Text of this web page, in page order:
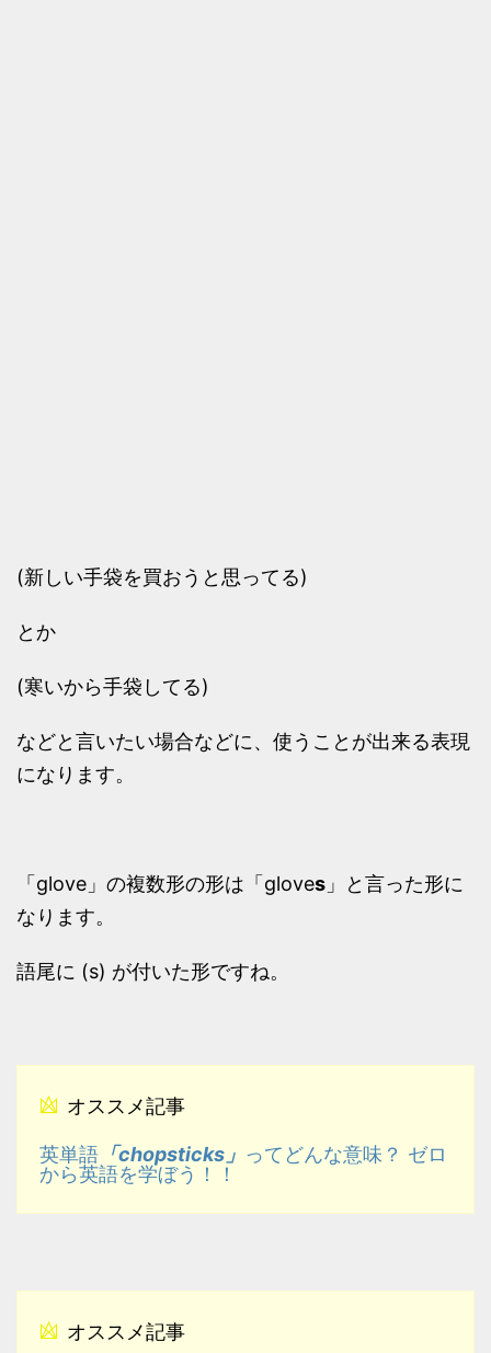
(新しい手袋を買おうと思ってる)
とか
(寒いから手袋してる)
などと言いたい場合などに、使うことが出来る表現
になります。
「glove」の複数形の形は「gloves 」と言った形に
なります。
語尾に (s) が付いた形ですね。
オススメ記事
から英語を学ぼう！！
オススメ記事